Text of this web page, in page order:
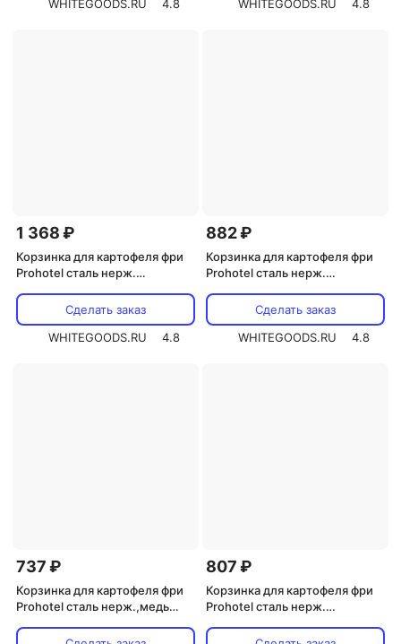
WHITEGOODS.RU
4.8
WHITEGOODS.RU
4.8
1 368 ₽
Корзинка для картофеля фри
Prohotel сталь нерж.
Сделать заказ
WHITEGOODS.RU
4.8
882 ₽
Корзинка для картофеля фри
Prohotel сталь нерж.
Сделать заказ
WHITEGOODS.RU
4.8
737 ₽
Корзинка для картофеля фри
Prohotel сталь нерж.,медь
(BSK85C)
807 ₽
Корзинка для картофеля фри
Prohotel сталь нерж.
(BSK85AC)